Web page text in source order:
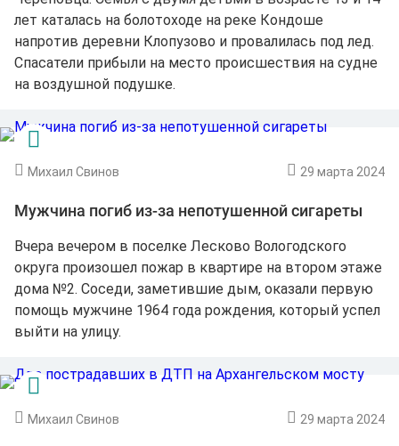
лет каталась на болотоходе на реке Кондоше
напротив деревни Клопузово и провалилась под лед.
Спасатели прибыли на место происшествия на судне
на воздушной подушке.
Михаил Свинов 29 марта 2024
Мужчина погиб из-за непотушенной сигареты
Вчера вечером в поселке Лесково Вологодского
округа произошел пожар в квартире на втором этаже
дома №2. Соседи, заметившие дым, оказали первую
помощь мужчине 1964 года рождения, который успел
выйти на улицу.
Михаил Свинов 29 марта 2024